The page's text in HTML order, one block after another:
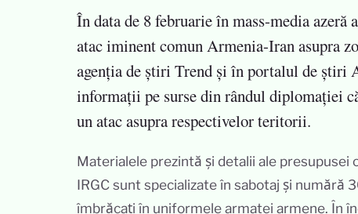
În data de 8 februarie în mass-media azeră
atac iminent comun Armenia-Iran asupra
agenția de știri Trend și în portalul de știri
informații pe surse din rândul diplomației
un atac asupra respectivelor teritorii.
Materialele prezintă și detalii ale presupusei
IRGC sunt specializate în sabotaj și numără
îmbrăcați în uniformele armatei armene. În